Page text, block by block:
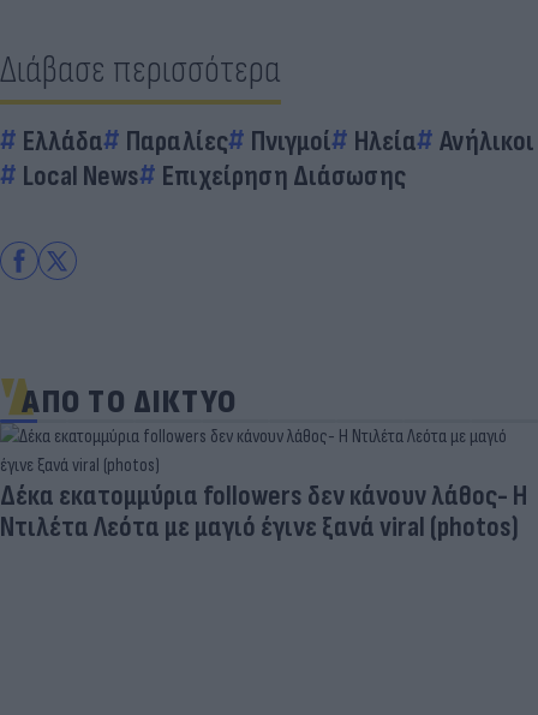
Διάβασε περισσότερα
Ελλάδα Παραλίες Πνιγμοί Ηλεία
Ανήλικοι
Local News
Επιχείρηση Διάσωσης
ΑΠΟ ΤΟ ΔΙΚΤΥΟ